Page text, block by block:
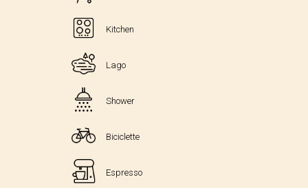
Kitchen
Lago
Shower
Biciclette
Espresso